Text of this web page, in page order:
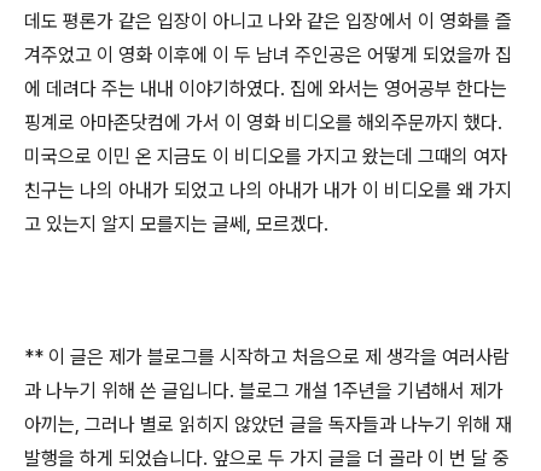
데도 평론가 같은 입장이 아니고 나와 같은 입장에서 이 영화를 즐
겨주었고 이 영화 이후에 이 두 남녀 주인공은 어떻게 되었을까 집
에 데려다 주는 내내 이야기하였다. 집에 와서는 영어공부 한다는
핑계로 아마존닷컴에 가서 이 영화 비디오를 해외주문까지 했다.
미국으로 이민 온 지금도 이 비디오를 가지고 왔는데 그때의 여자
친구는 나의 아내가 되었고 나의 아내가 내가 이 비디오를 왜 가지
고 있는지 알지 모를지는 글쎄, 모르겠다.
** 이 글은 제가 블로그를 시작하고 처음으로 제 생각을 여러사람
과 나누기 위해 쓴 글입니다. 블로그 개설 1주년을 기념해서 제가
아끼는, 그러나 별로 읽히지 않았던 글을 독자들과 나누기 위해 재
발행을 하게 되었습니다. 앞으로 두 가지 글을 더 골라 이 번 달 중